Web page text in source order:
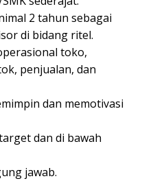
2 tahun sebagai
di bidang ritel.
toko,
penjualan, dan
dan memotivasi
dan di bawah
jawab.